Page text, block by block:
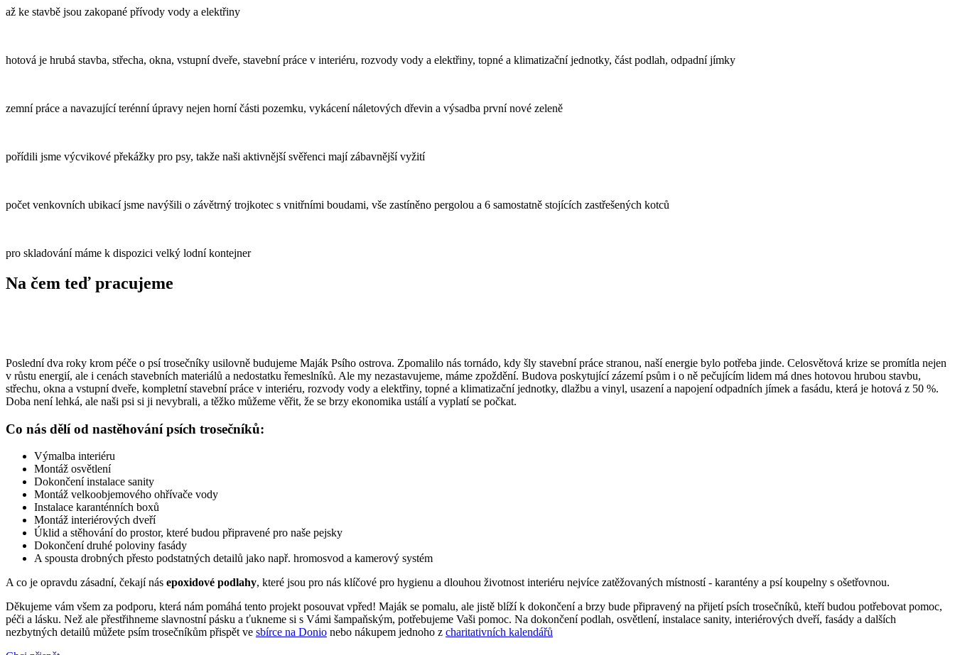
až ke stavbě jsou zakopané přívody vody a elektřiny
hotová je hrubá stavba, střecha, okna, vstupní dveře, stavební práce v interiéru, rozvody vody a elektřiny, topné a klimatizační jednotky, část podlah, odpadní jímky
zemní práce a navazující terénní úpravy nejen horní části pozemku, vykácení náletových dřevin a výsadba první nové zeleně
pořídili jsme výcvikové překážky pro psy, takže naši aktivnější svěřenci mají zábavnější vyžití
počet venkovních ubikací jsme navýšili o závětrný trojkotec s vnitřními boudami, vše zastíněno pergolou a 6 samostatně stojících zastřešených kotců
pro skladování máme k dispozici velký lodní kontejner
Na čem teď pracujeme
Poslední dva roky krom péče o psí trosečníky usilovně budujeme Maják Psího ostrova. Zpomalilo nás tornádo, kdy šly stavební práce stranou, naší energie bylo potřeba jinde. Celosvětová krize se promítla nejen
v růstu energií, ale i cenách stavebních materiálů a nedostatku řemeslníků. Ale my nezastavujeme, máme zpoždění. Budova poskytující zázemí psům i o ně pečujícím lidem má dnes hotovou hrubou stavbu,
střechu, okna a vstupní dveře, kompletní stavební práce v interiéru, rozvody vody a elektřiny, topné a klimatizační jednotky, dlažbu a vinyl, usazení a napojení odpadních jímek a fasádu, která je hotová z 50 %.
Doba není lehká, ale naši psi si ji nevybrali, a těžko můžeme věřit, že se brzy ekonomika ustálí a vyplatí se počkat.
Co nás dělí od nastěhování psích trosečníků:
Výmalba interiéru
Montáž osvětlení
Dokončení instalace sanity
Montáž velkoobjemového ohřívače vody
Instalace karanténních boxů
Montáž interiérových dveří
Úklid a stěhování do prostor, které budou připravené pro naše pejsky
Dokončení druhé poloviny fasády
A spousta drobných přesto podstatných detailů jako např. hromosvod a kamerový systém
A co je opravdu zásadní, čekají nás epoxidové podlahy, které jsou pro nás klíčové pro hygienu a dlouhou životnost interiéru nejvíce zatěžovaných místností - karantény a psí koupelny s ošetřovnou.
Děkujeme vám všem za podporu, která nám pomáhá tento projekt posouvat vpřed! Maják se pomalu, ale jistě blíží k dokončení a brzy bude připravený na přijetí psích trosečníků, kteří budou potřebovat pomoc,
péči a lásku. Než ale přestřihneme slavnostní pásku a ťukneme si s Vámi šampaňským, potřebujeme Vaši pomoc. Na dokončení podlah, osvětlení, instalace sanity, interiérových dveří, fasády a dalších
nezbytných detailů můžete psím trosečníkům přispět ve sbírce na Donio nebo nákupem jednoho z charitativních kalendářů